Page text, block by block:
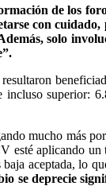
de los
con cuidado,
solo
incluso superior:
mucho más
esté aplicando un
aceptada, lo
se deprecie